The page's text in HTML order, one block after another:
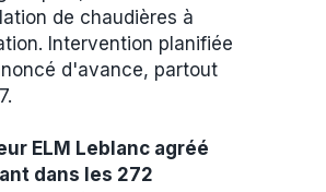
de chaudières à
Intervention planifiée
d'avance, partout
ELM Leblanc agréé
dans les 272